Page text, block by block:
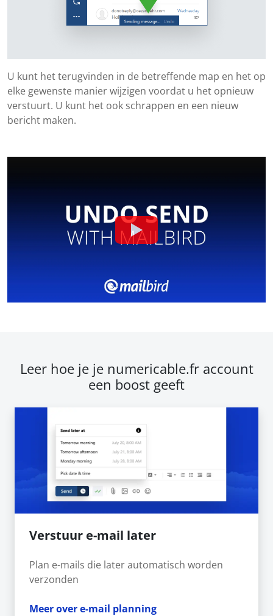
U kunt het terugvinden in de betreffende map en het op
elke gewenste manier wijzigen voordat u het opnieuw
verstuurt. U kunt het ook schrappen en een nieuw
bericht maken.
Leer hoe je je numericable.fr account
een boost geeft
Verstuur e-mail later
Plan e-mails die later automatisch worden
verzonden
Meer over e-mail planning